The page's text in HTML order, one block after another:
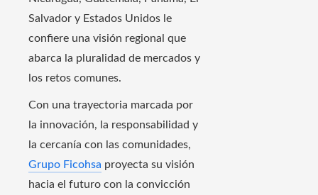
Salvador y Estados Unidos le
confiere una visión regional que
abarca la pluralidad de mercados y
los retos comunes.
Con una trayectoria marcada por
la innovación, la responsabilidad y
la cercanía con las comunidades,
Grupo Ficohsa proyecta su visión
hacia el futuro con la convicción